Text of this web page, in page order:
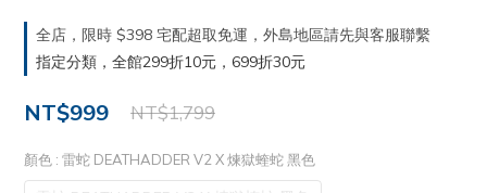
全店，限時 $398 宅配超取免運，外島地區請先與客服聯繫
指定分類，全館299折10元，699折30元
NT$999 NT$1,799
顏色 : 雷蛇 DEATHADDER V2 X 煉獄蝰蛇 黑色